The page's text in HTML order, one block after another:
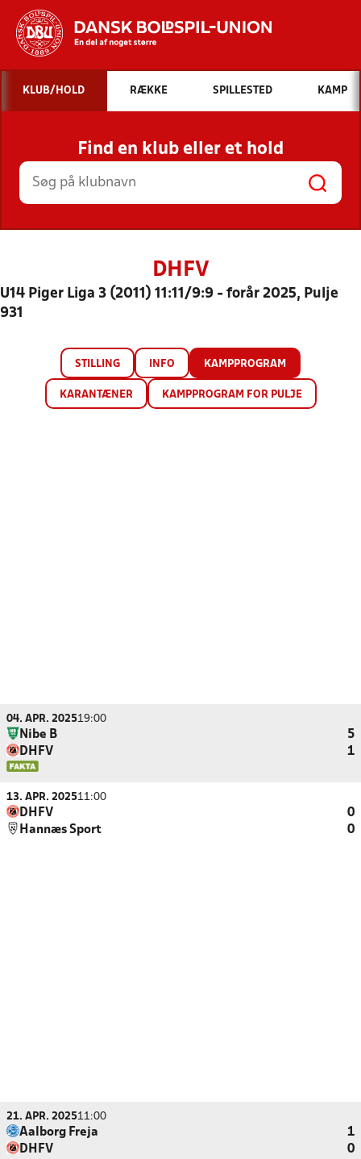
Hvad vil du søge efter?
INDHOLD OG NYHEDER
STILLINGER, RESULTATER, KLUBBER OG
HOLD
KLUB/HOLD RÆKKE SPILLESTED KAMP
Find en klub eller et hold
DHFV
U14 Piger Liga 3 (2011) 11:11/9:9 - forår 2025, Pulje
931
STILLING INFO KAMPPROGRAM
KARANTÆNER KAMPPROGRAM FOR PULJE
04. APR. 202519:00
Nibe B
5
DHFV
1
13. APR. 202511:00
DHFV
0
Hannæs Sport
0
21. APR. 202511:00
Aalborg Freja
1
DHFV
0